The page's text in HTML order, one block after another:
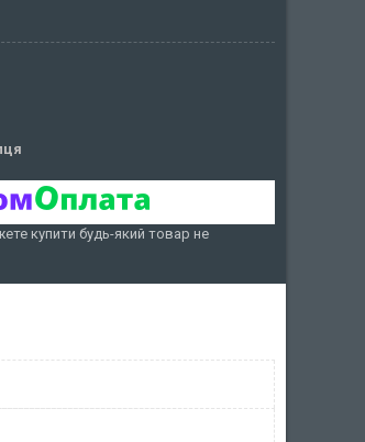
купити будь-який товар не